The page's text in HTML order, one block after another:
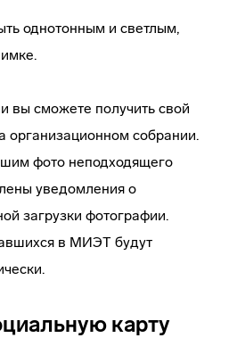
однотонным и светлым,
вы сможете получить свой
организационном собрании.
фото неподходящего
уведомления о
загрузки фотографии.
в МИЭТ будут
карту